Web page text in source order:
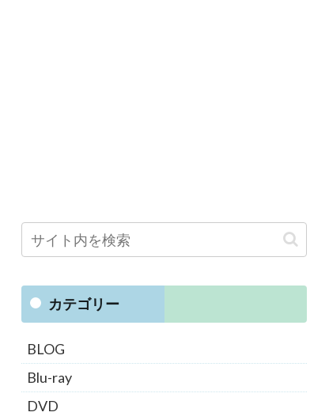
カテゴリー
BLOG
Blu-ray
DVD